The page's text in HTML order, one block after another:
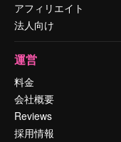
アフィリエイト
法人向け
運営
料金
会社概要
Reviews
採用情報